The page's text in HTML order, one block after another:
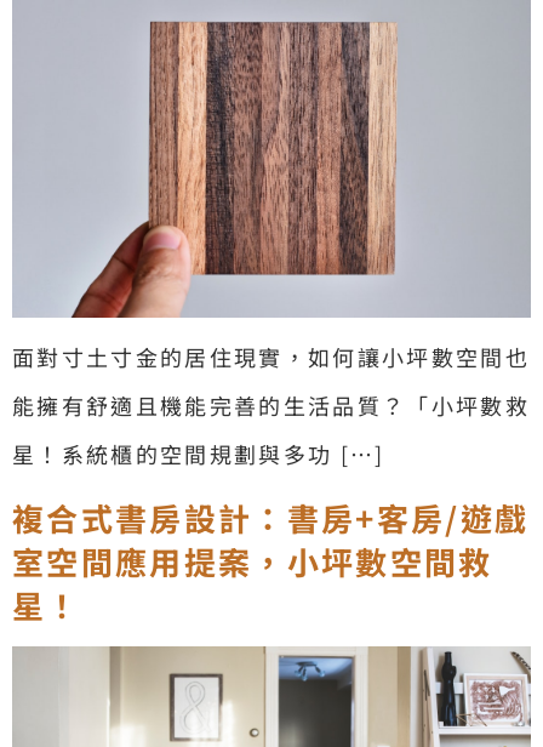
面對寸土寸金的居住現實，如何讓小坪數空間也
能擁有舒適且機能完善的生活品質？「小坪數救
星！系統櫃的空間規劃與多功 […]
複合式書房設計：書房+客房/遊戲
室空間應用提案，小坪數空間救
星！